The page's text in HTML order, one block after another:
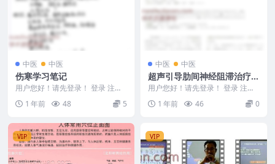
中医 中医
伤寒学习笔记
用户您好！请先登录！ 登录 注册
1 年前 48 5
中医 中医
超声引导肋间神经阻滞治疗急
性带状疱疹性神经痛_林海.pd
f
用户您好！请先登录！ 登录 注册
超声引导肋间神经阻滞治疗急性带
状疱疹性神经痛_...
1 年前 46 0
VIP VIP